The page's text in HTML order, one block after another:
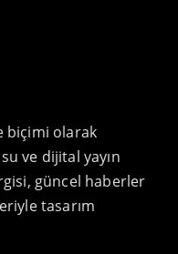
biçimi olarak
ve dijital yayın
güncel haberler
tasarım